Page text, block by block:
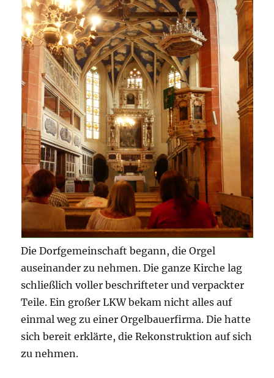
Die Dorfgemeinschaft begann, die Orgel
auseinander zu nehmen. Die ganze Kirche lag
schließlich voller beschrifteter und verpackter
Teile. Ein großer LKW bekam nicht alles auf
einmal weg zu einer Orgelbauerfirma. Die hatte
sich bereit erklärte, die Rekonstruktion auf sich
zu nehmen.